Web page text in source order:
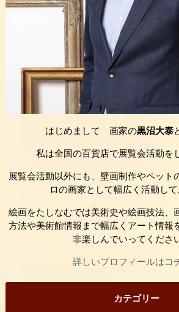
はじめまして 画家の黒沼大泰
私は全国の百貨店で展覧会活動を
展覧会活動以外にも、壁画制作やペット
ロの画家として幅広く活動して
絵画をたしなむでは美術史や絵画技法、
方法や美術館情報まで幅広くアート情報
非楽しんでいってくださ
詳しいプロフィールはコ
カテゴリー